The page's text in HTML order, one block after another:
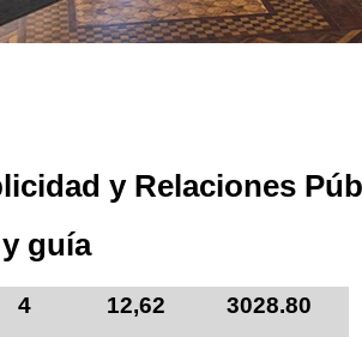
y Relaciones
guía
4 12,62 3028.80